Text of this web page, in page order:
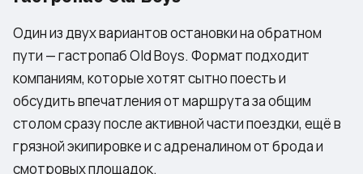
Один из двух вариантов остановки на обратном
пути — гастропаб Old Boys. Формат подходит
компаниям, которые хотят сытно поесть и
обсудить впечатления от маршрута за общим
столом сразу после активной части поездки, ещё в
грязной экипировке и с адреналином от брода и
смотровых площадок.